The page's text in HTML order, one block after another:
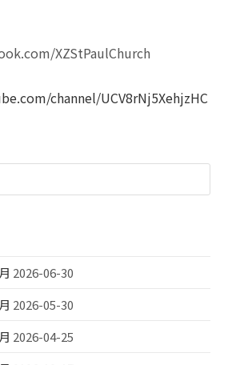
XZStPaulChurch
channel/UCV8rNj5XehjzHC
2026-06-30
2026-05-30
2026-04-25